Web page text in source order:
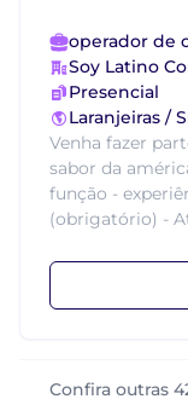
operador de
Soy Latino
Presencial
Laranjeiras /
Venha fazer
sabor da
função -
(obrigatório) -
Confira outras